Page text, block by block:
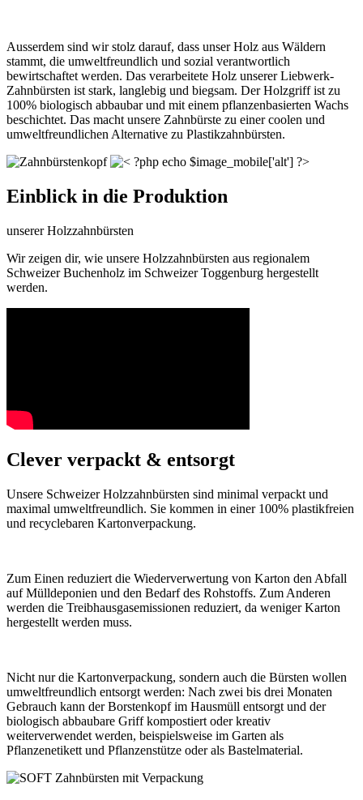
Ausserdem sind wir stolz darauf, dass unser Holz aus Wäldern
stammt, die umweltfreundlich und sozial verantwortlich
bewirtschaftet werden. Das verarbeitete Holz unserer Liebwerk-
Zahnbürsten ist stark, langlebig und biegsam. Der Holzgriff ist zu
100% biologisch abbaubar und mit einem pflanzenbasierten Wachs
beschichtet. Das macht unsere Zahnbürste zu einer coolen und
umweltfreundlichen Alternative zu Plastikzahnbürsten.
Einblick in die Produktion
unserer Holzzahnbürsten
Wir zeigen dir, wie unsere Holzzahnbürsten aus regionalem
Schweizer Buchenholz im Schweizer Toggenburg hergestellt
werden.
Clever verpackt & entsorgt
Unsere Schweizer Holzzahnbürsten sind minimal verpackt und
maximal umweltfreundlich. Sie kommen in einer 100% plastikfreien
und recyclebaren Kartonverpackung.
Zum Einen reduziert die Wiederverwertung von Karton den Abfall
auf Mülldeponien und den Bedarf des Rohstoffs. Zum Anderen
werden die Treibhausgasemissionen reduziert, da weniger Karton
hergestellt werden muss.
Nicht nur die Kartonverpackung, sondern auch die Bürsten wollen
umweltfreundlich entsorgt werden: Nach zwei bis drei Monaten
Gebrauch kann der Borstenkopf im Hausmüll entsorgt und der
biologisch abbaubare Griff kompostiert oder kreativ
weiterverwendet werden, beispielsweise im Garten als
Pflanzenetikett und Pflanzenstütze oder als Bastelmaterial.